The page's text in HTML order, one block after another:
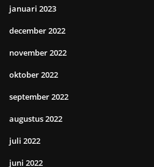
januari 2023
december 2022
november 2022
oktober 2022
september 2022
augustus 2022
juli 2022
juni 2022